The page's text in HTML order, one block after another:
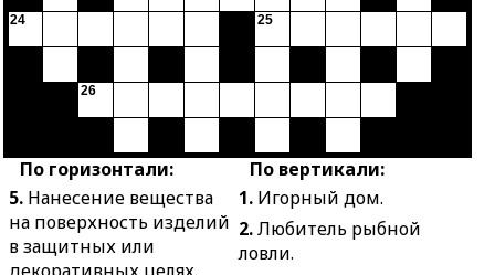
По горизонтали:
5. Нанесение вещества
на поверхность изделий
в защитных или
По вертикали:
1. Игорный дом.
2.Любитель рыбной
ловли.
24
26
25